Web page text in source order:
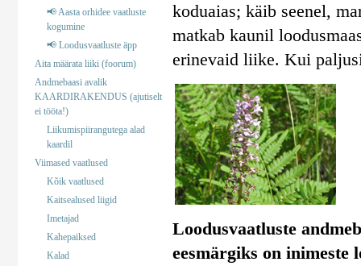
📢 Aasta orhidee vaatluste
kogumine
📢 Loodusvaatluste äpp
Aita määrata liiki (foorum)
Andmebaasi avalik
KAARDIRAKENDUS (ajutiselt
ei tööta!)
Liikumispiirangutega alad
kaardil
Viimased vaatlused
Kõik vaatlused
Kaitsealused liigid
Imetajad
Kahepaiksed
Kalad
koduaias; käib seenel,
matkab kaunil
erinevaid liike. Kui
Loodusvaatluste
eesmärgiks on inimeste